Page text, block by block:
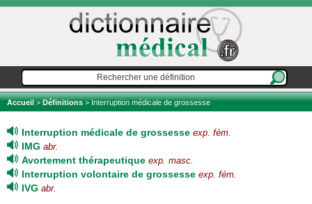
Accueil>Définitions> Interruption médicale de grossesse
Interruption médicale de grossesse exp. fém.
IMG abr.
Avortement thérapeutique exp. masc.
Interruption volontaire de grossesse exp. fém.
IVG abr.